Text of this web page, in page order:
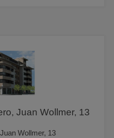
Juan Wollmer, 13
Wollmer, 13